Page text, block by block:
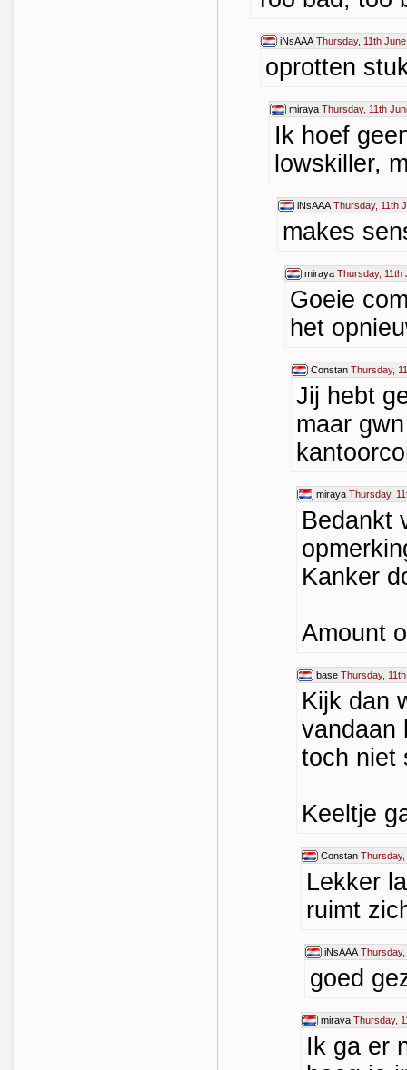
iNsAAA Thursday, 11th
oprotten
miraya Thursday, 11th
Ik hoef
lowskiller,
iNsAAA Thursday, 11th
makes
miraya Thursday, 11th
Goeie
het
Constan Thursday,
Jij hebt
maar
miraya Thursday,
Bedankt
Kanker
Amount
base Thursday,
Kijk dan
vandaan
toch niet
Keeltje
Constan Thursday,
Lekker
ruimt
iNsAAA Thursday,
goed
miraya Thursday,
Ik ga er